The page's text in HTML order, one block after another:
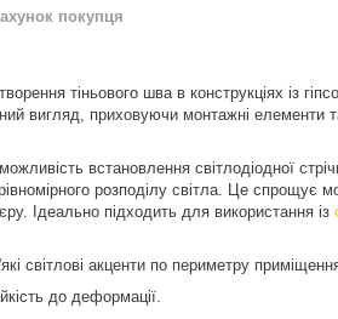
покупця
тіньового шва в конструкціях із
вигляд, приховуючи монтажні
встановлення світлодіодної
розподілу світла. Це спрощує
Ідеально підходить для використання із
світлові акценти по периметру
до деформації.